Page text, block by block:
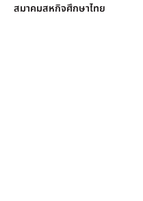
สมาคมสหกิจศึกษาไทย